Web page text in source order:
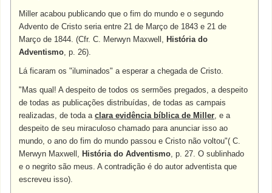
Miller acabou publicando que o fim do mundo e o segundo
Advento de Cristo seria entre 21 de Março de 1843 e 21 de
Março de 1844. (Cfr. C. Merwyn Maxwell, História do
Adventismo, p. 26).
Lá ficaram os "iluminados" a esperar a chegada de Cristo.
"Mas qual! A despeito de todos os sermões pregados, a despeito
de todas as publicações distribuídas, de todas as campais
realizadas, de toda aclara evidência bíblica de Miller, e a
despeito de seu miraculoso chamado para anunciar isso ao
mundo, o ano do fim do mundo passou e Cristo não voltou"( C.
Merwyn Maxwell, História do Adventismo, p. 27. O sublinhado
e o negrito são meus. A contradição é do autor adventista que
escreveu isso).